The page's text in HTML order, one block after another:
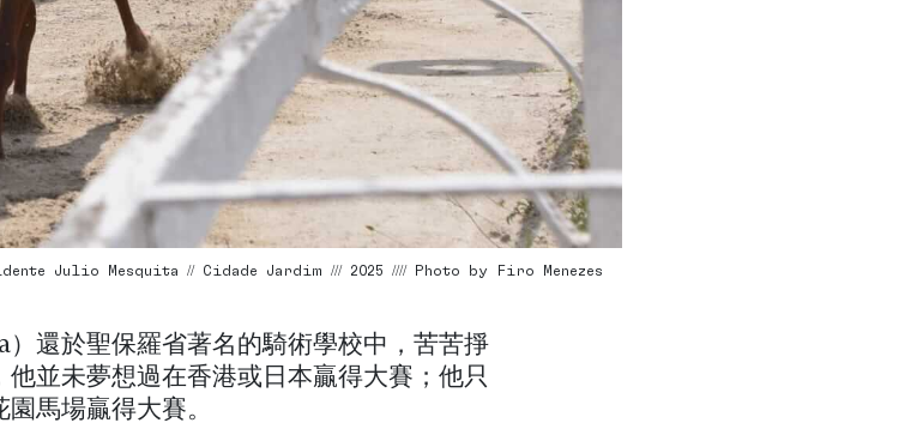
Julio Mesquita // Cidade Jardim /// 2025 //// Photo by Firo Menezes
還於聖保羅省著名的騎術學校中，苦苦掙
並未夢想過在香港或日本贏得大賽；他只
馬場贏得大賽。